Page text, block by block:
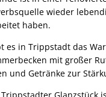
wieder
haben.
es in Trippstadt das
mit großer
und Getränke zur